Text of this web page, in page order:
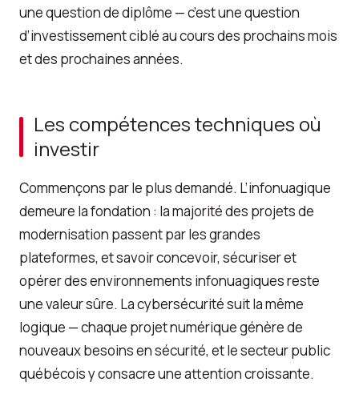
une question de diplôme — c’est une question
d’investissement ciblé au cours des prochains mois
et des prochaines années.
Les compétences techniques où
investir
Commençons par le plus demandé. L’infonuagique
demeure la fondation : la majorité des projets de
modernisation passent par les grandes
plateformes, et savoir concevoir, sécuriser et
opérer des environnements infonuagiques reste
une valeur sûre. La cybersécurité suit la même
logique — chaque projet numérique génère de
nouveaux besoins en sécurité, et le secteur public
québécois y consacre une attention croissante.